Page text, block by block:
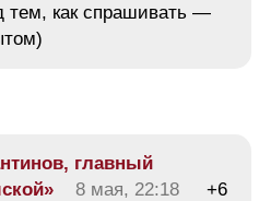
тем, как спрашивать —
главный
8 мая, 22:18 +6